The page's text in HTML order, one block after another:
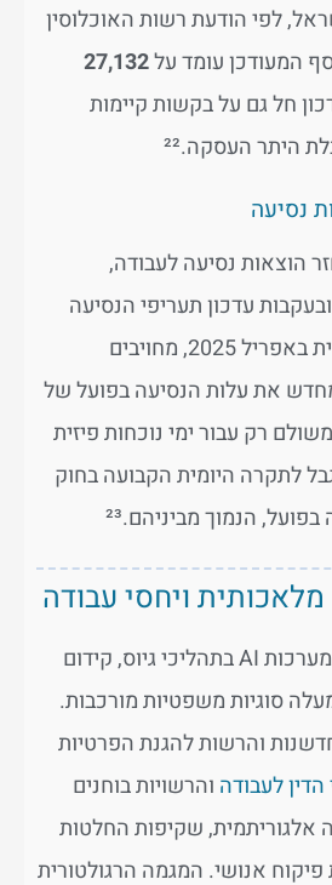
לפי הודעת רשות האוכלוסין
המעודכן עומד על27,132
חל גם על בקשות קיימות
היתר העסקה.²²
הוצאות נסיעה לעבודה,
ובעקבות עדכון תעריפי הנסיעה
בתחבורה הציבורית באפריל 2025, מחויבים
את עלות הנסיעה בפועל של
רק עבור ימי נוכחות פיזית
לתקרה היומית הקבועה בחוק
הנמוך מביניהם.²³
ויחסי עבודה
השימוש הגובר במערכות AI בתהליכי גיוס, קידום
סוגיות משפטיות מורכבות.
והרשות להגנת הפרטיות
הדין לעבודה והרשויות בוחנים
אלגוריתמית, שקיפות החלטות
פיקוח אנושי. המגמה הרגולטורית